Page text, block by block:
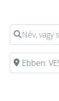
Név, vagy
Irányítószám,